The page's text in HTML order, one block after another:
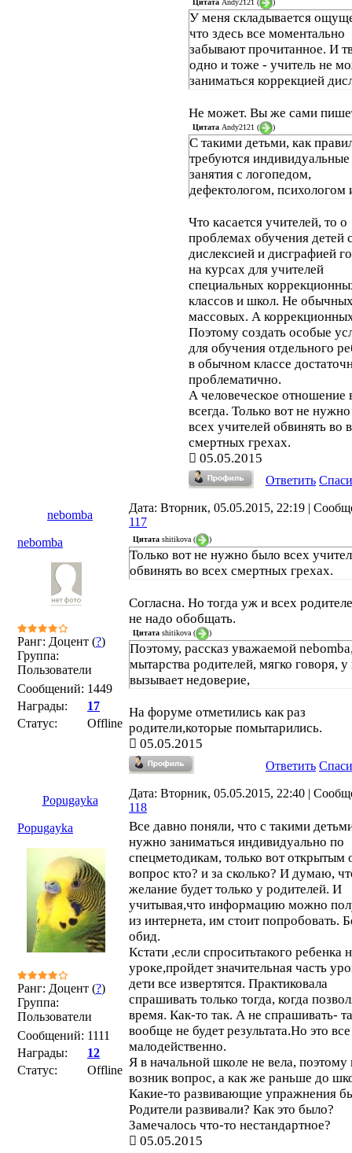
У меня складывается
что здесь все моментально
забывают прочитанное. И
одно и тоже - учитель не
заниматься коррекцией
Не может. Вы же сами
Цитата Andy2121 ( )
С такими детьми, как
требуются индивидуальные
занятия с логопедом,
дефектологом, психологом
Что касается учителей, то о
проблемах обучения детей
дислексией и дисграфией
на курсах для учителей
специальных
классов и школ. Не
массовых. А
Поэтому создать особые
для обучения отдельного
в обычном классе
проблематично.
А человеческое отношение
всегда. Только вот не
всех учителей обвинять во
смертных грехах.
05.05.2015
Ответить
nebomba
Дата: Вторник, 05.05.2015, 22:19 |
117
nebomba
Ранг: Доцент (?)
Группа:
Пользователи
Сообщений: 1449
Награды:
17
Статус:
Offline
Цитата shitikova ( )
Только вот не нужно было всех
обвинять во всех смертных грехах.
Согласна. Но тогда уж и всех
не надо обобщать.
Цитата shitikova ( )
Поэтому, рассказ уважаемой
мытарства родителей, мягко говоря,
вызывает недоверие,
На форуме отметились как раз
родители,которые помытарились.
05.05.2015
Ответить
Popugayka
Дата: Вторник, 05.05.2015, 22:40 |
118
Popugayka
Ранг: Доцент (?)
Группа:
Пользователи
Сообщений: 1111
Награды:
12
Статус:
Offline
Все давно поняли, что с такими
нужно заниматься индивидуально по
спецметодикам, только вот открытым
вопрос кто? и за сколько? И думаю,
желание будет только у родителей. И
учитывая,что информацию можно
из интернета, им стоит попробовать.
обид.
Кстати ,если спроситьтакого ребенка
уроке,пройдет значительная часть
дети все извертятся. Практиковала
спрашивать только тогда, когда
время. Как-то так. А не спрашивать-
вообще не будет результата.Но это все
малодейственно.
Я в начальной школе не вела, поэтому
возник вопрос, а как же раньше до
Какие-то развивающие упражнения
Родители развивали? Как это было?
Замечалось что-то нестандартное?
05.05.2015